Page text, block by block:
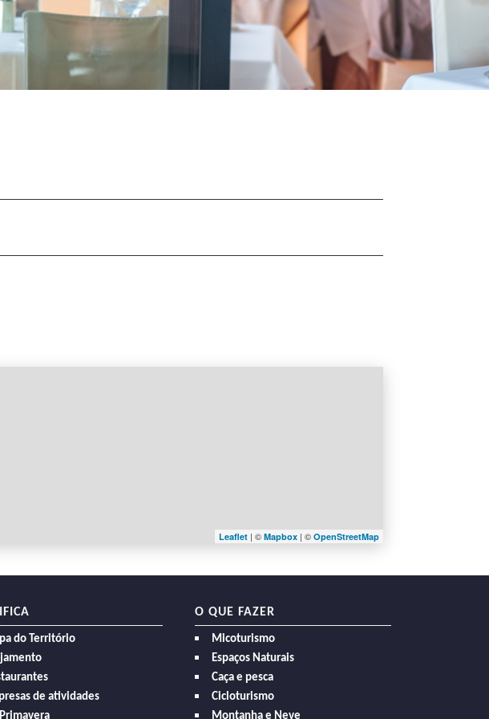
Leaflet | © Mapbox | © OpenStreetMap
do Território
de atividades
O QUE FAZER
Micoturismo
Espaços Naturais
Caça e pesca
Cicloturismo
Montanha e Neve